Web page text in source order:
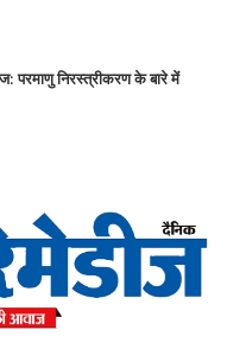
परमाणु निरस्त्रीकरण के बारे में